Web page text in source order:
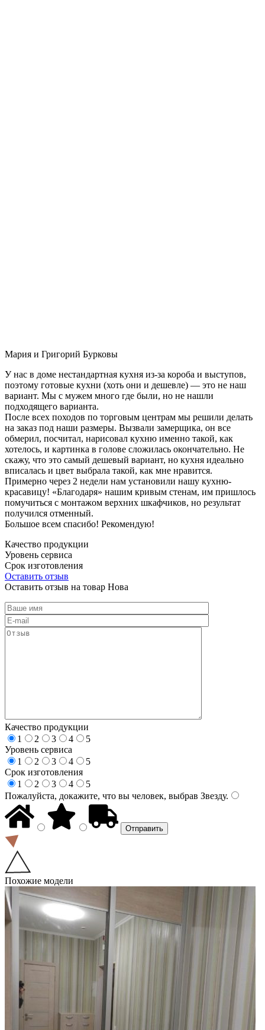
Мария и Григорий Бурковы
У нас в доме нестандартная кухня из-за короба и выступов,
поэтому готовые кухни (хоть они и дешевле) — это не наш
вариант. Мы с мужем много где были, но не нашли
подходящего варианта.
После всех походов по торговым центрам мы решили делать
на заказ под наши размеры. Вызвали замерщика, он все
обмерил, посчитал, нарисовал кухню именно такой, как
хотелось, и картинка в голове сложилась окончательно. Не
скажу, что это самый дешевый вариант, но кухня идеально
вписалась и цвет выбрала такой, как мне нравится.
Примерно через 2 недели нам установили нашу кухню-
красавицу! «Благодаря» нашим кривым стенам, им пришлось
помучиться с монтажом верхних шкафчиков, но результат
получился отменный.
Большое всем спасибо! Рекомендую!
Качество продукции
Уровень сервиса
Срок изготовления
Оставить отзыв
Оставить отзыв на товар Нова
Качество продукции
1
2 3 4
5
Уровень сервиса
1
2 3 4
5
Срок изготовления
1
2 3 4
5
Пожалуйста, докажите, что вы человек, выбрав Звезду.
Похожие модели